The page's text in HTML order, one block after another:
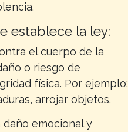
establece la ley:
el cuerpo de la
o riesgo de
física. Por ejemplo:
arrojar objetos.
daño emocional y